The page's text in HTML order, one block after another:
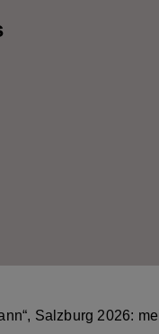
Salzburg 2026: